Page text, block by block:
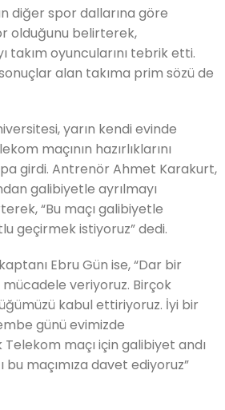
diğer spor dallarına göre
olduğunu belirterek,
takım oyuncularını tebrik etti.
alan takıma prim sözü de
yarın kendi evinde
maçının hazırlıklarını
girdi. Antrenör Ahmet Karakurt,
galibiyetle ayrılmayı
“Bu maçı galibiyetle
geçirmek istiyoruz” dedi.
Ebru Gün ise, “Dar bir
veriyoruz. Birçok
kabul ettiriyoruz. İyi bir
günü evimizde
Telekom maçı için galibiyet andı
bu maçımıza davet ediyoruz”